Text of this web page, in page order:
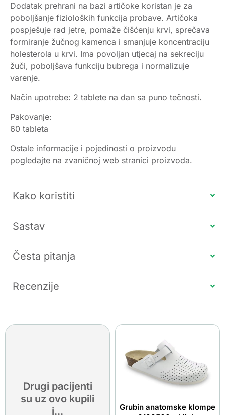
Dodatak prehrani na bazi artičoke koristan je za
poboljšanje fizioloških funkcija probave. Artičoka
pospješuje rad jetre, pomaže čišćenju krvi, sprečava
formiranje žučnog kamenca i smanjuje koncentraciju
holesterola u krvi. Ima povoljan utjecaj na sekreciju
žuči, poboljšava funkciju bubrega i normalizuje
varenje.
Način upotrebe: 2 tablete na dan sa puno tečnosti.
Pakovanje:
60 tableta
Ostale informacije i pojedinosti o proizvodu
pogledajte na zvaničnoj web stranici proizvoda.
Kako koristiti
Sastav
Česta pitanja
Recenzije
Drugi pacijenti
su uz ovo kupili
i...
Grubin anatomske klompe